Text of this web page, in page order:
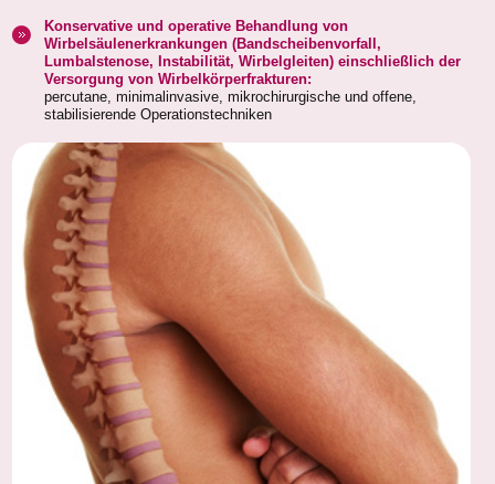
Konservative und operative Behandlung von
Wirbelsäulenerkrankungen (Bandscheibenvorfall,
Lumbalstenose, Instabilität, Wirbelgleiten) einschließlich der
Versorgung von Wirbelkörperfrakturen:
percutane, minimalinvasive, mikrochirurgische und offene,
stabilisierende Operationstechniken